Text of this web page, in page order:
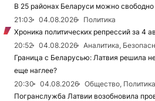
В 25 районах Беларуси можно
21:03
04.08.2026
Политика
Хроника политических репрессий за 4
20:52
04.08.2026
Аналитика,
Граница с Беларусью: Латвия решила
еще наглее?
20:30
04.08.2026
Общество, Политика
Погранслужба Латвии возобновила